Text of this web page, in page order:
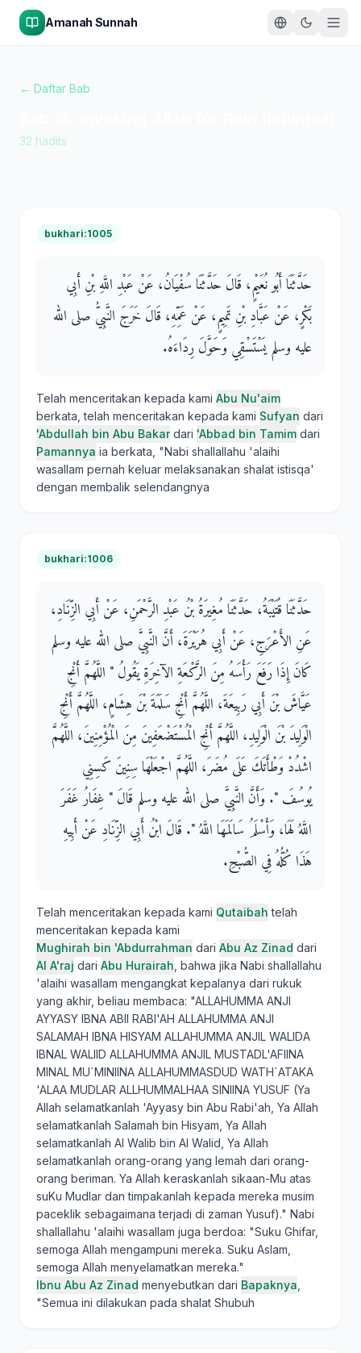
Amanah Sunnah
← Daftar Bab
32 hadits
bukhari:1005
حَدَّثَنَا أَبُو نُعَيْمٍ، قَالَ حَدَّثَنَا سُفْيَانُ، عَنْ عَبْدِ اللَّهِ بْنِ أَبِي
بَكْرٍ، عَنْ عَبَّادِ بْنِ تَمِيمٍ، عَنْ عَمِّهِ، قَالَ خَرَجَ النَّبِيُّ صلى الله
عليه وسلم يَسْتَسْقِي وَحَوَّلَ رِدَاءَهُ‏.‏
Telah menceritakan kepada kami Abu Nu'aim
berkata, telah menceritakan kepada kami Sufyan dari
'Abdullah bin Abu Bakardari 'Abbad bin Tamim dari
Pamannya ia berkata, "Nabi shallallahu 'alaihi
wasallam pernah keluar melaksanakan shalat istisqa'
dengan membalik selendangnya
bukhari:1006
حَدَّثَنَا قُتَيْبَةُ، حَدَّثَنَا مُغِيرَةُ بْنُ عَبْدِ الرَّحْمَنِ، عَنْ أَبِي الزِّنَادِ،
عَنِ الأَعْرَجِ، عَنْ أَبِي هُرَيْرَةَ، أَنَّ النَّبِيَّ صلى الله عليه وسلم
كَانَ إِذَا رَفَعَ رَأْسَهُ مِنَ الرَّكْعَةِ الآخِرَةِ يَقُولُ ‏"‏ اللَّهُمَّ أَنْجِ
عَيَّاشَ بْنَ أَبِي رَبِيعَةَ، اللَّهُمَّ أَنْجِ سَلَمَةَ بْنَ هِشَامٍ، اللَّهُمَّ أَنْجِ
الْوَلِيدَ بْنَ الْوَلِيدِ، اللَّهُمَّ أَنْجِ الْمُسْتَضْعَفِينَ مِنَ الْمُؤْمِنِينَ، اللَّهُمَّ
اشْدُدْ وَطْأَتَكَ عَلَى مُضَرَ، اللَّهُمَّ اجْعَلْهَا سِنِينَ كَسِنِي
يُوسُفَ ‏"‏‏.‏ وَأَنَّ النَّبِيَّ صلى الله عليه وسلم قَالَ ‏"‏ غِفَارُ غَفَرَ
اللَّهُ لَهَا، وَأَسْلَمُ سَالَمَهَا اللَّهُ ‏"‏‏.‏ قَالَ ابْنُ أَبِي الزِّنَادِ عَنْ أَبِيهِ
هَذَا كُلُّهُ فِي الصُّبْحِ‏.‏
Telah menceritakan kepada kami Qutaibah telah
menceritakan kepada kami
Mughirah bin 'Abdurrahman dari Abu Az Zinad dari
Al A'raj dari Abu Hurairah , bahwa jika Nabi shallallahu
'alaihi wasallam mengangkat kepalanya dari rukuk
yang akhir, beliau membaca: "ALLAHUMMA ANJI
AYYASY IBNA ABII RABI'AH ALLAHUMMA ANJI
SALAMAH IBNA HISYAM ALLAHUMMA ANJIL WALIDA
IBNAL WALIID ALLAHUMMA ANJIL MUSTADL'AFIINA
MINAL MU`MINIINA ALLAHUMMASDUD WATH`ATAKA
'ALAA MUDLAR ALLHUMMALHAA SINIINA YUSUF (Ya
Allah selamatkanlah 'Ayyasy bin Abu Rabi'ah, Ya Allah
selamatkanlah Salamah bin Hisyam, Ya Allah
selamatkanlah Al Walib bin Al Walid, Ya Allah
selamatkanlah orang-orang yang lemah dari orang-
orang beriman. Ya Allah keraskanlah sikaan-Mu atas
suKu Mudlar dan timpakanlah kepada mereka musim
paceklik sebagaimana terjadi di zaman Yusuf)." Nabi
shallallahu 'alaihi wasallam juga berdoa: "Suku Ghifar,
semoga Allah mengampuni mereka. Suku Aslam,
semoga Allah menyelamatkan mereka."
Ibnu Abu Az Zinad menyebutkan dari Bapaknya
"Semua ini dilakukan pada shalat Shubuh